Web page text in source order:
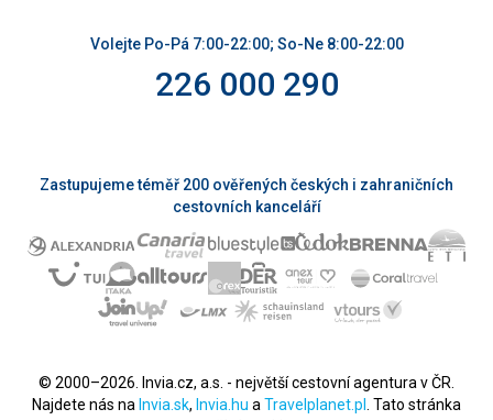
Volejte Po-Pá 7:00-22:00; So-Ne 8:00-22:00
226 000 290
Zastupujeme téměř 200 ověřených českých i zahraničních
cestovních kanceláří
© 2000–2026. Invia.cz, a.s. - největší cestovní agentura v ČR.
Najdete nás na Invia.sk, Invia.hu a Travelplanet.pl
. Tato stránka